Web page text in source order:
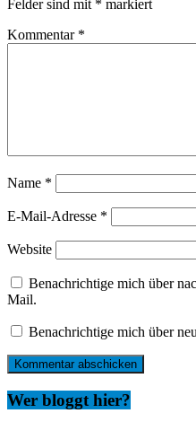
Felder sind mit * markiert
Kommentar *
Name *
E-Mail-Adresse *
Website
Benachrichtige mich über
Mail.
Benachrichtige mich über
Wer bloggt hier?